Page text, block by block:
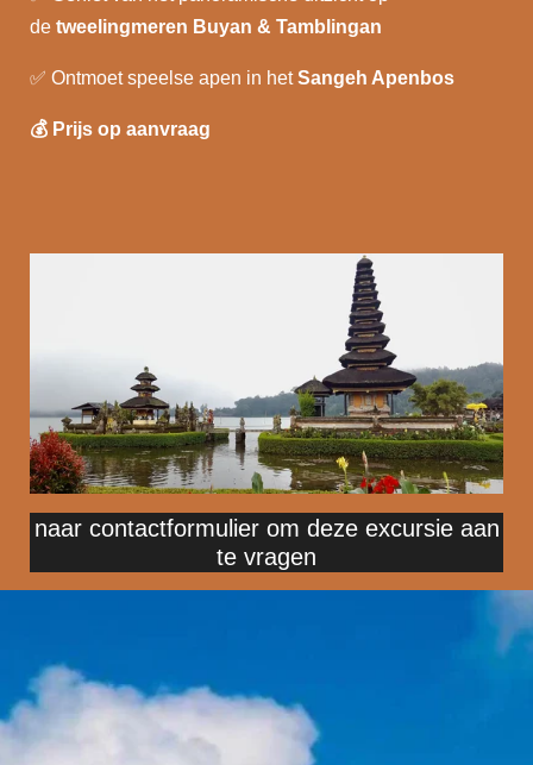
de tweelingmeren Buyan & Tamblingan
✅ Ontmoet speelse apen in het Sangeh Apenbos
💰 Prijs op aanvraag
naar contactformulier om deze excursie aan
te vragen